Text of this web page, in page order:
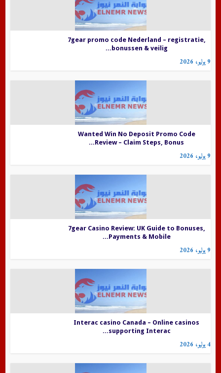
7gear promo code Nederland – registratie,
bonussen & veilig...
9 يوليو، 2026
Wanted Win No Deposit Promo Code
Review – Claim Steps, Bonus...
9 يوليو، 2026
7gear Casino Review: UK Guide to Bonuses,
Payments & Mobile...
9 يوليو، 2026
Interac casino Canada – Online casinos
supporting Interac...
4 يوليو، 2026